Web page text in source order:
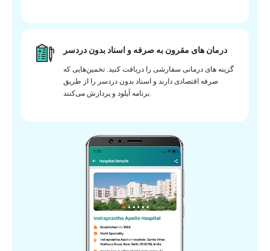
درمان های مقرون به صرفه و اسناد بدون دردسر
گزینه های درمانی سفارشی را دریافت کنید. تخمین‌هایی که
صرفه اقتصادی دارند و اسناد بدون دردسر را از طریق
برنامه آپلود و پردازش می‌کنند.